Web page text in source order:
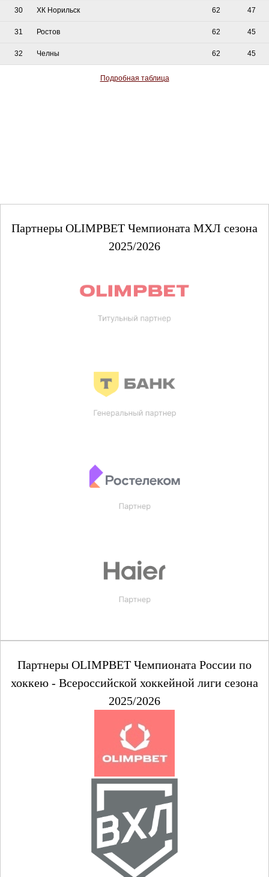
30 ХК Норильск 62 47
31 Ростов 62 45
32 Челны 62 45
Подробная таблица
Партнеры OLIMPBET Чемпионата МХЛ сезона
2025/2026
Партнеры OLIMPBET Чемпионата России по
хоккею - Всероссийской хоккейной лиги сезона
2025/2026